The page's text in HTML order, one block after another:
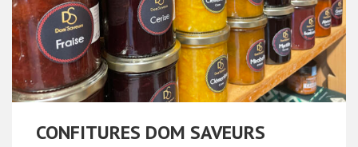
CONFITURES DOM SAVEURS